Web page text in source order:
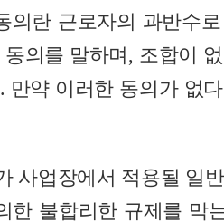
의란 근로자의 과반수
의를 말하며, 조합이
만약 이러한 동의가 없
사업장에서 적용될 일
한 불합리한 규제를 막